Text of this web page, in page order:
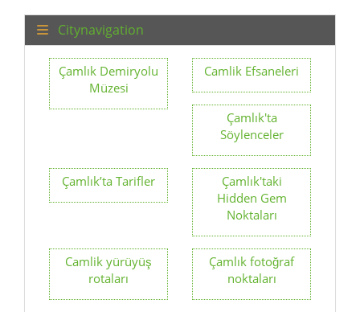
Söylenceler
Çamlık’ta Tarifler
Çamlık'taki
Hidden Gem
Noktaları
Camlik yürüyüş
Çamlık fotoğraf
noktaları
Okullar
Çamlık’ta
Marketler ve
Alışveriş